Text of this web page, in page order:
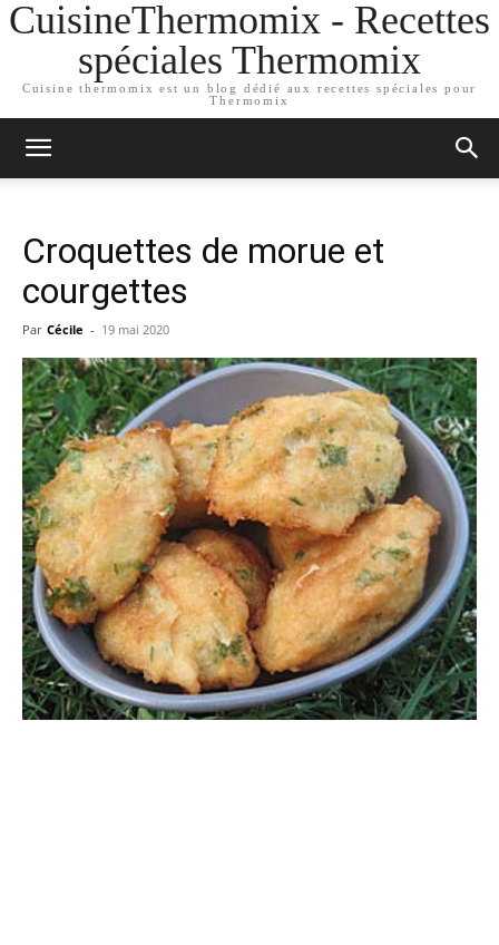
CuisineThermomix - Recettes
spéciales Thermomix
Cuisine thermomix est un blog dédié aux recettes spéciales pour
Thermomix
Croquettes de morue et
courgettes
Par Cécile - 19 mai 2020